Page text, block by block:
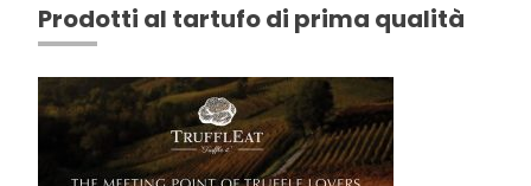
Prodotti al tartufo di prima qualità